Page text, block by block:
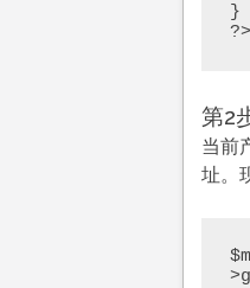
}
?>
第2
当前
址。